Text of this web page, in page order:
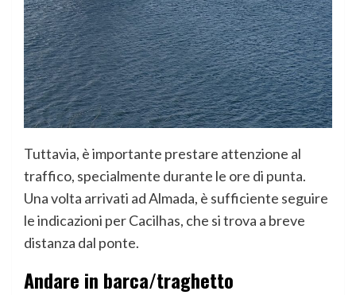
Tuttavia, è importante prestare attenzione al
traffico, specialmente durante le ore di punta.
Una volta arrivati ad Almada, è sufficiente seguire
le indicazioni per Cacilhas, che si trova a breve
distanza dal ponte.
Andare in barca/traghetto